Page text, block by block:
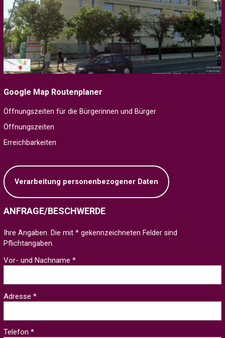
Google Map Routenplaner
Öffnungszeiten für die Bürgerinnen und Bürger
Öffnungszeiten
Erreichbarkeiten
Verarbeitung personenbezogener Daten
ANFRAGE/BESCHWERDE
Ihre Angaben. Die mit * gekennzeichneten Felder sind
Pflichtangaben.
Vor- und Nachname *
Adresse *
Telefon *